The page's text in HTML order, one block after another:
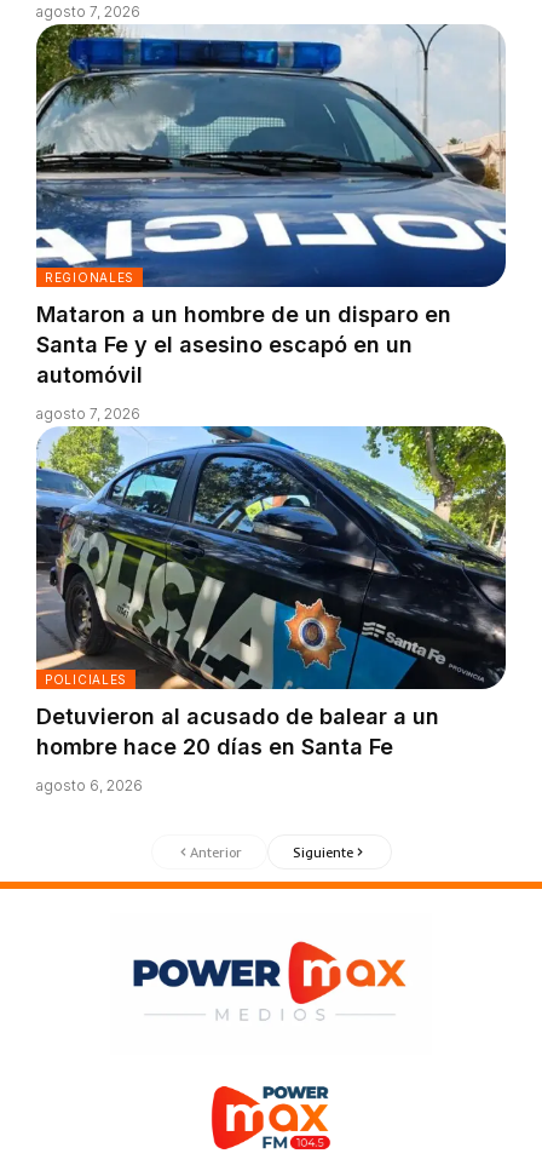
agosto 7, 2026
REGIONALES
Mataron a un hombre de un disparo en
Santa Fe y el asesino escapó en un
automóvil
agosto 7, 2026
POLICIALES
Detuvieron al acusado de balear a un
hombre hace 20 días en Santa Fe
agosto 6, 2026
Anterior Siguiente